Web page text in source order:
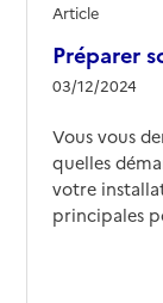
Préparer
03/12/2024
Article
Vous vous
quelles
votre
principales